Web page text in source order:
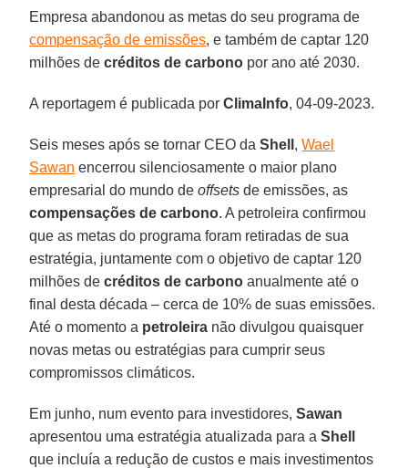
Empresa abandonou as metas do seu programa de
compensação de emissões, e também de captar 120
milhões decréditos de carbono por ano até 2030.
A reportagem é publicada porClimaInfo, 04-09-2023.
Seis meses após se tornar CEO daShell ,Wael
Sawan encerrou silenciosamente o maior plano
empresarial do mundo deoffsets de emissões, as
compensações de carbono. A petroleira confirmou
que as metas do programa foram retiradas de sua
estratégia, juntamente com o objetivo de captar 120
milhões decréditos de carbono anualmente até o
final desta década – cerca de 10% de suas emissões.
Até o momento a petroleira não divulgou quaisquer
novas metas ou estratégias para cumprir seus
compromissos climáticos.
Em junho, num evento para investidores,Sawan
apresentou uma estratégia atualizada para aShell
que incluía a redução de custos e mais investimentos